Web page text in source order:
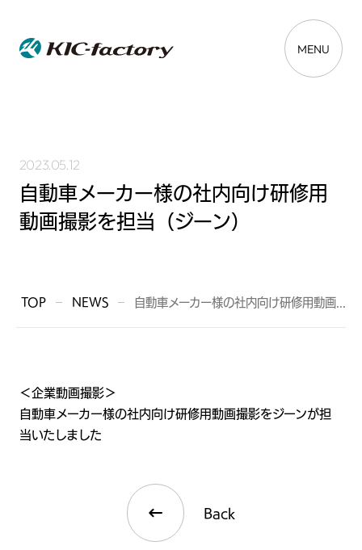
MENU
2023.05.12
自動車メーカー様の社内向け研修用
動画撮影を担当（ジーン）
TOP NEWS 自動車メーカー様の社内向け研修用動画...
＜企業動画撮影＞
自動車メーカー様の社内向け研修用動画撮影をジーンが担
当いたしました
Back